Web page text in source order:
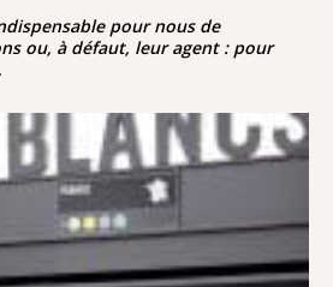
pour nous de
ou, à défaut, leur agent : pour